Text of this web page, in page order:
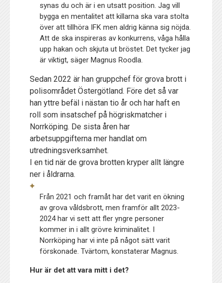
synas du och är i en utsatt position. Jag vill
bygga en mentalitet att killarna ska vara stolta
över att tillhöra IFK men aldrig känna sig nöjda.
Att de ska inspireras av konkurrens, våga hålla
upp hakan och skjuta ut bröstet. Det tycker jag
är viktigt, säger Magnus Roodla.
Sedan 2022 är han gruppchef för grova brott i
polisområdet Östergötland. Före det så var
han yttre befäl i nästan tio år och har haft en
roll som insatschef på högriskmatcher i
Norrköping. De sista åren har
arbetsuppgifterna mer handlat om
utredningsverksamhet.
I en tid när de grova brotten kryper allt längre
ner i åldrarna.
Från 2021 och framåt har det varit en ökning
av grova våldsbrott, men framför allt 2023-
2024 har vi sett att fler yngre personer
kommer in i allt grövre kriminalitet. I
Norrköping har vi inte på något sätt varit
förskonade. Tvärtom, konstaterar Magnus.
Hur är det att vara mitt i det?